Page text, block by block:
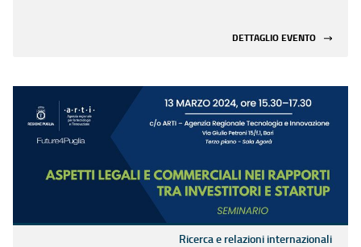
DETTAGLIO EVENTO
Ricerca e relazioni internazionali